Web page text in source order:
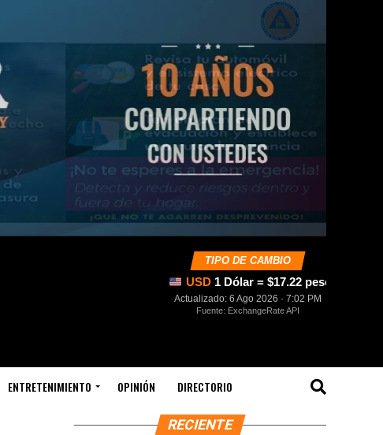
TIPO DE CAMBIO
USD 1 Dólar = $17.22 pesos
Actualizado: 6 Ago 2026 · 7:02 PM
Fuente: ExchangeRate API
ENTRETENIMIENTO OPINIÓN DIRECTORIO
RECIENTE